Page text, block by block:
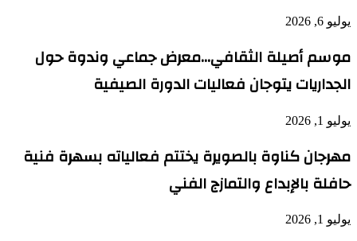
يوليو 6, 2026
موسم أصيلة الثقافي…معرض جماعي وندوة حول
الجداريات يتوجان فعاليات الدورة الصيفية
يوليو 1, 2026
مهرجان كناوة بالصويرة يختتم فعالياته بسهرة فنية
حافلة بالإبداع والتمازج الفني
يوليو 1, 2026